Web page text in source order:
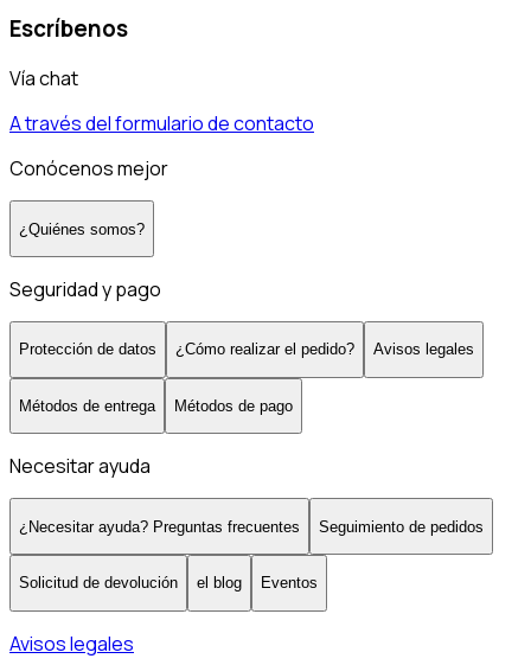
Escríbenos
Vía chat
A través del formulario de contacto
Conócenos mejor
¿Quiénes somos?
Seguridad y pago
Protección de datos ¿Cómo realizar el pedido? Avisos legales
Métodos de entrega Métodos de pago
Necesitar ayuda
¿Necesitar ayuda? Preguntas frecuentes Seguimiento de pedidos
Solicitud de devolución el blog Eventos
Avisos legales